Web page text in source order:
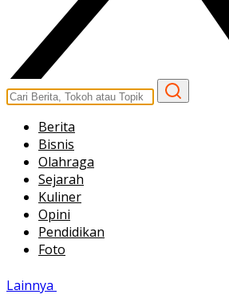
Berita
Bisnis
Olahraga
Sejarah
Kuliner
Opini
Pendidikan
Foto
Lainnya